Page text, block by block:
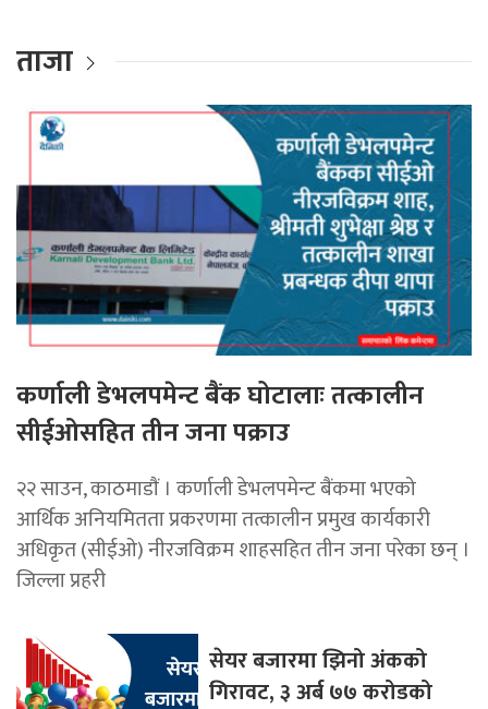
ताजा
कर्णाली डेभलपमेन्ट बैंक घोटालाः तत्कालीन
सीईओसहित तीन जना पक्राउ
२२ साउन, काठमाडाैं । कर्णाली डेभलपमेन्ट बैंकमा भएको
आर्थिक अनियमितता प्रकरणमा तत्कालीन प्रमुख कार्यकारी
अधिकृत (सीईओ) नीरजविक्रम शाहसहित तीन जना परेका छन् ।
जिल्ला प्रहरी
सेयर बजारमा झिनो अंकको
गिरावट, ३ अर्ब ७७ करोडको